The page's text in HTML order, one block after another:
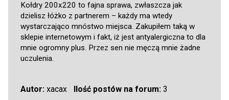
Kołdry 200x220 to fajna sprawa, zwłaszcza jak
dzielisz łóżko z partnerem – każdy ma wtedy
wystarczająco mnóstwo miejsca. Zakupiłem taką w
sklepie internetowym i fakt, iż jest antyalergiczna to dla
mnie ogromny plus. Przez sen nie męczą mnie żadne
uczulenia.
Autor: xacax Ilość postów na forum:3